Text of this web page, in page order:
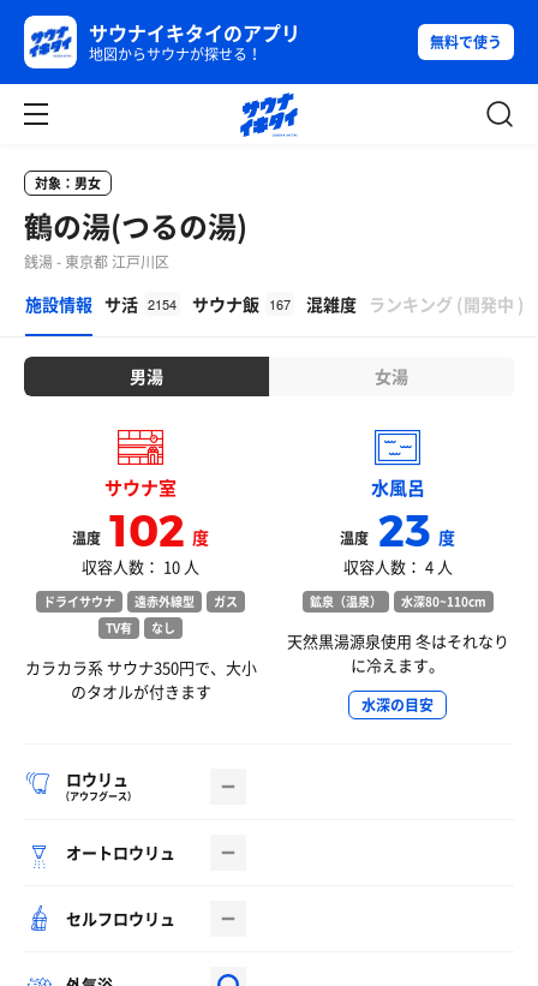
サウナイキタイのアプリ
地図からサウナが探せる！
無料で使う
対象：男女
鶴の湯(つるの湯)
銭湯 - 東京都 江戸川区
施設情報 サ活 2154 サウナ飯 167 混雑度 ランキング (開発中 )
男湯 女湯
サウナ室
温度 102度
収容人数： 10 人
ドライサウナ 遠赤外線型
ガス
TV有
なし
カラカラ系 サウナ350円で、大小
のタオルが付きます
水風呂
温度 23度
収容人数： 4 人
鉱泉（温泉） 水深80~110cm
天然黒湯源泉使用 冬はそれなり
に冷えます。
水深の目安
ロウリュ
（アウフグース）
オートロウリュ
セルフロウリュ